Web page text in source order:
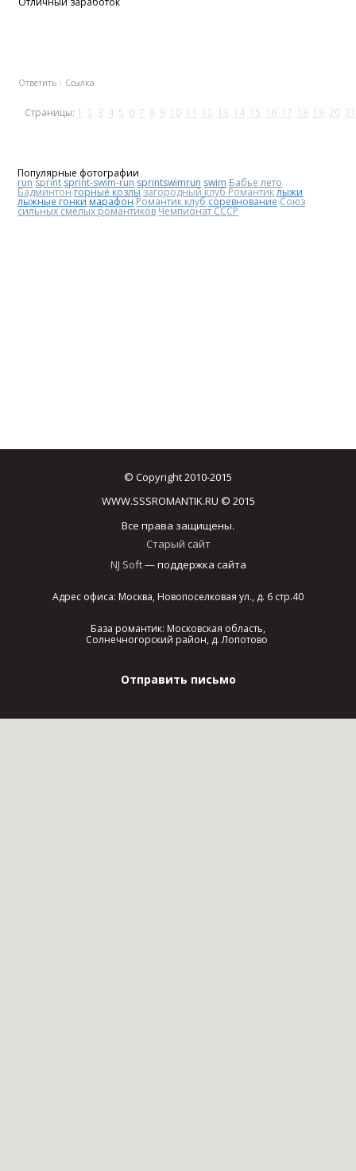
Ответить Ссылка
Страницы: 1 2 3 4 5 6 7 8 9 10 11 12 13 14 15 16 17 18 19 20 21
Популярные фотографии
run sprint sprint-swim-run sprintswimrun swim Бабье лето
Бадминтонгорные козлы загородный клуб Романтиклыжи
лыжные гонки марафонРомантик клубсоревнованиеСоюз
сильных смелых романтиковЧемпионат СССР
© Copyright 2010-2015
WWW.SSSROMANTIK.RU © 2015
Все права защищены.
Старый сайт
NJ Soft— поддержка сайта
Адрес офиса: Москва, Новопоселковая ул., д. 6 стр.40
База романтик: Московская область,
Солнечногорский район, д. Лопотово
Отправить письмо